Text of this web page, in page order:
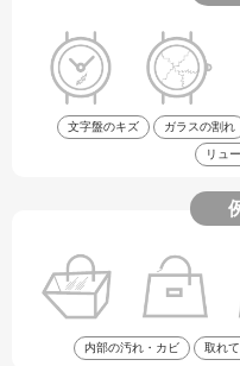
文字盤のキズ ガラスの割れ
リュ
内部の汚れ・カビ 取れ